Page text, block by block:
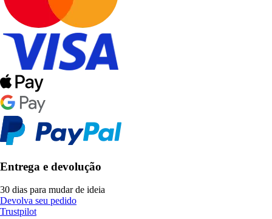
Entrega e devolução
30 dias para mudar de ideia
Devolva seu pedido
Trustpilot